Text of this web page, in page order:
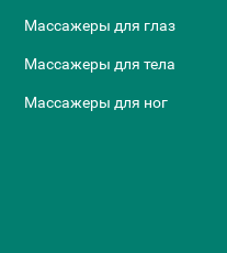
Массажеры для глаз
Массажеры для тела
Массажеры для ног